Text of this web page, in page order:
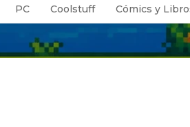
PC Coolstuff Cómics y